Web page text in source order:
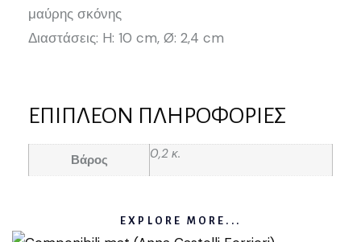
μαύρης σκόνης
Διαστάσεις: H: 10 cm, Ø: 2,4 cm
ΕΠΙΠΛΈΟΝ ΠΛΗΡΟΦΟΡΊΕΣ
Βάρος 0,2 κ.
EXPLORE MORE...